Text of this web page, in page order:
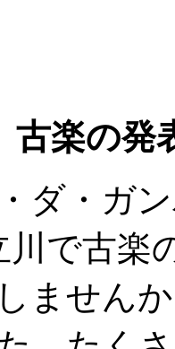
古楽の発
ダ・ガ
川で古楽
ません